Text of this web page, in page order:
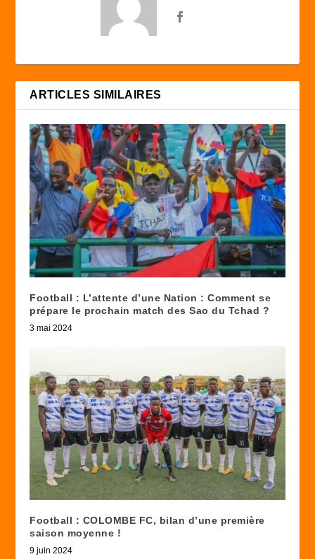
ARTICLES SIMILAIRES
Football : L’attente d’une Nation : Comment se
prépare le prochain match des Sao du Tchad ?
3 mai 2024
Football : COLOMBE FC, bilan d’une première
saison moyenne !
9 juin 2024